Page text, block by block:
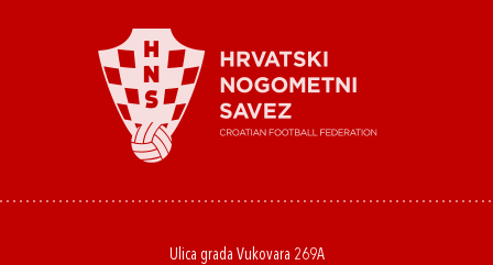
Ulica grada Vukovara 269A